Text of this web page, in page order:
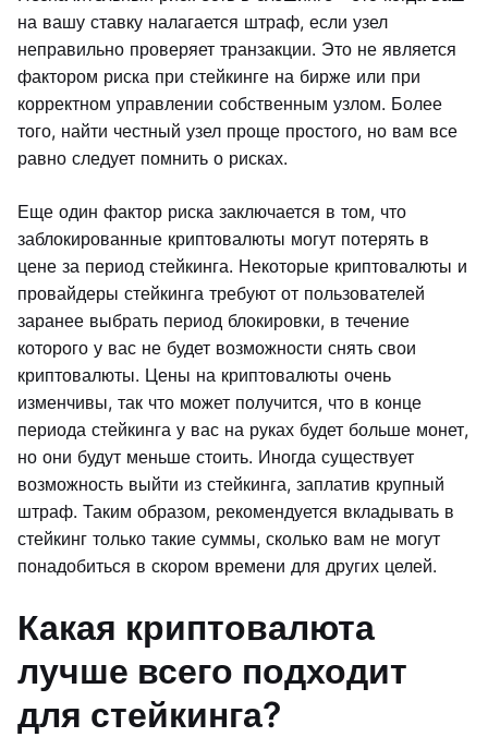
на вашу ставку налагается штраф, если узел
неправильно проверяет транзакции. Это не является
фактором риска при стейкинге на бирже или при
корректном управлении собственным узлом. Более
того, найти честный узел проще простого, но вам все
равно следует помнить о рисках.
Еще один фактор риска заключается в том, что
заблокированные криптовалюты могут потерять в
цене за период стейкинга. Некоторые криптовалюты и
провайдеры стейкинга требуют от пользователей
заранее выбрать период блокировки, в течение
которого у вас не будет возможности снять свои
криптовалюты. Цены на криптовалюты очень
изменчивы, так что может получится, что в конце
периода стейкинга у вас на руках будет больше монет,
но они будут меньше стоить. Иногда существует
возможность выйти из стейкинга, заплатив крупный
штраф. Таким образом, рекомендуется вкладывать в
стейкинг только такие суммы, сколько вам не могут
понадобиться в скором времени для других целей.
Какая криптовалюта
лучше всего подходит
для стейкинга?